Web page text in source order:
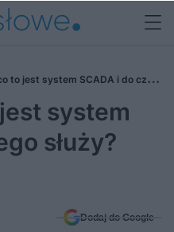
to jest system SCADA i do czego
system
służy?
Dodaj do Google